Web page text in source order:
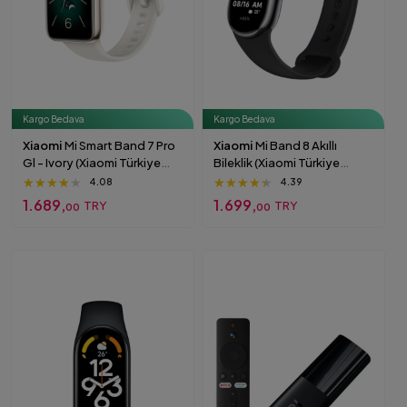
Kargo Bedava
XiaomiMi Smart Band 7 Pro
Gl - Ivory (Xiaomi Türkiye
Garantili) Gri
★★★★★
★★★★★
★★★★★ 4.08
1.689,00 TRY
Kargo Bedava
XiaomiMi Band 8 Akıllı
Bileklik (Xiaomi Türkiye
Garantili) Siyah
★★★★★
★★★★★
★★★★★ 4.39
1.699,00 TRY